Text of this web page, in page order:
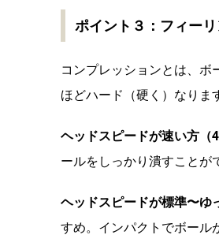
ポイント３：フィー
コンプレッションとは、ボ
ほどハード（硬く）なりま
ヘッドスピードが速い方（
ールをしっかり潰すことが
ヘッドスピードが標準〜
すめ。インパクトでボール